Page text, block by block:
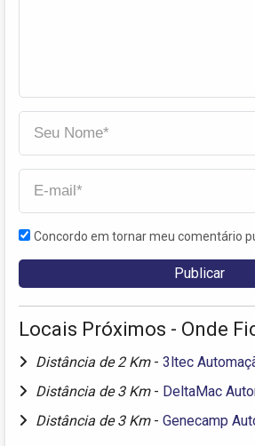
Concordo em tornar meu comentário
Locais Próximos - Onde
Distância de 2 Km - 3ltec
Distância de 3 Km - DeltaMac
Distância de 3 Km - Genecamp